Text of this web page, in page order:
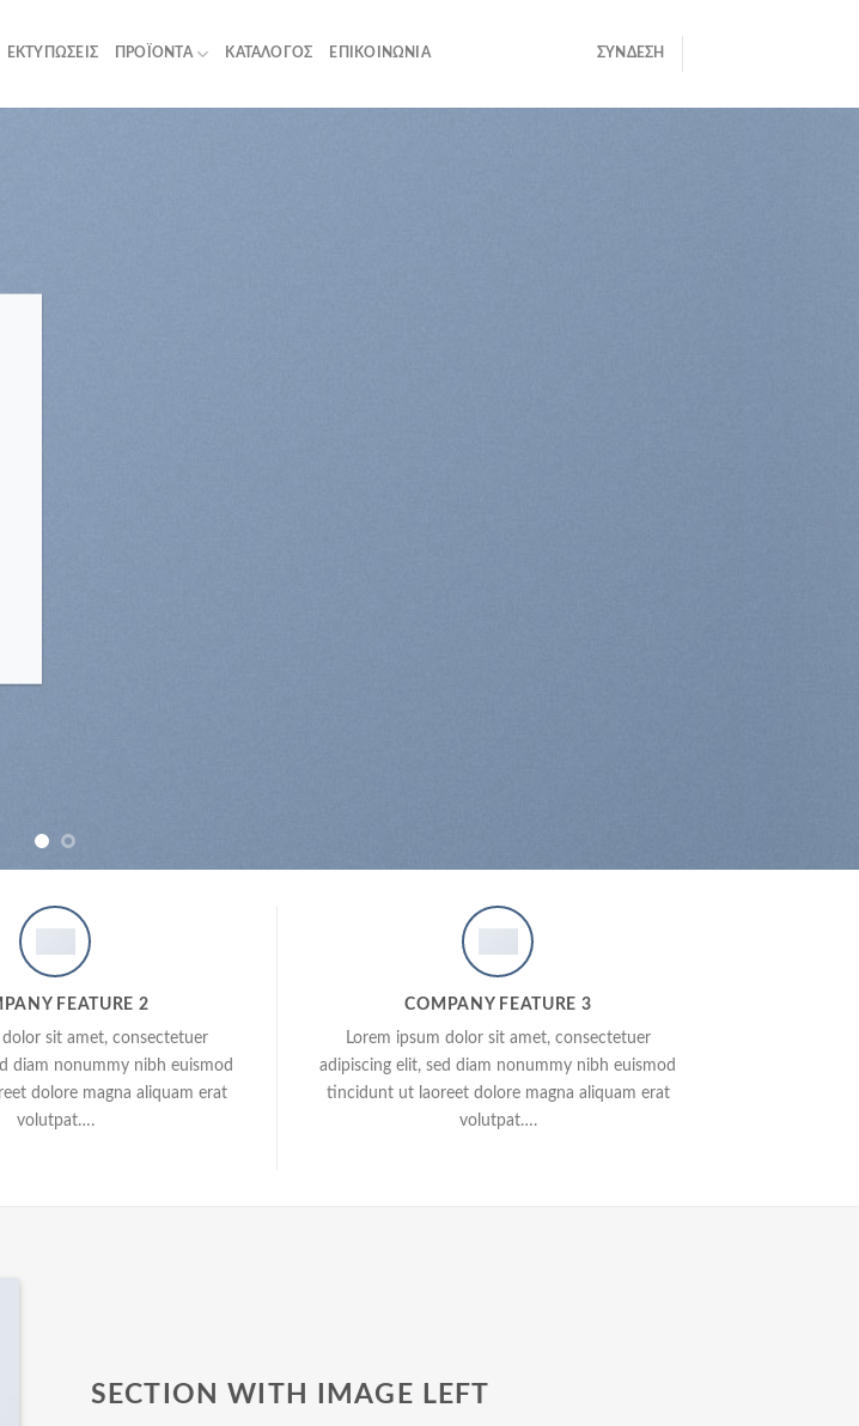
ΕΚΤΥΠΏΣΕΙΣ ΠΡΟΪΌΝΤΑ ΚΑΤΆΛΟΓΟΣ ΕΠΙΚΟΙΝΩΝΊΑ ΣΎΝΔΕΣΗ
FEATURE 2
dolor sit amet, consectetuer
diam nonummy nibh euismod
dolore magna aliquam erat
volutpat….
COMPANY FEATURE 3
Lorem ipsum dolor sit amet, consectetuer
adipiscing elit, sed diam nonummy nibh euismod
tincidunt ut laoreet dolore magna aliquam erat
volutpat….
SECTION WITH IMAGE LEFT